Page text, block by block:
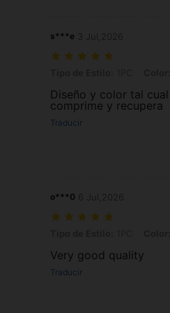
s***e
Diseño y color tal
comprime y recupera
Traducir
o***0
Very good quality
Traducir